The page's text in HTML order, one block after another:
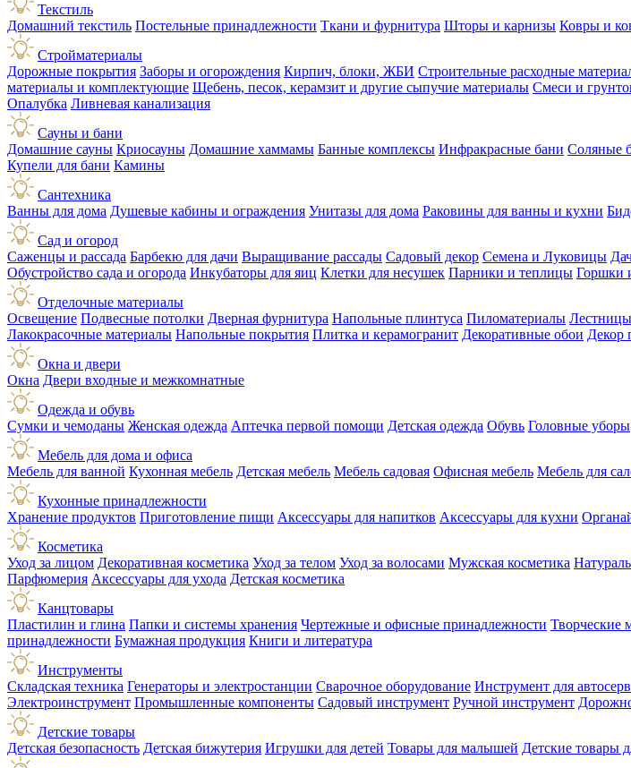
Текстиль
Домашний текстиль Постельные принадлежности Ткани и фурнитура Шторы и карнизы Ковры и
Стройматериалы
Дорожные покрытия Заборы и огорождения Кирпич, блоки, ЖБИ Строительные расходные
материалы и комплектующие Щебень, песок, керамзит и другие сыпучие материалы Смеси и
Опалубка Ливневая канализация
Сауны и бани
Домашние сауны Криосауны Домашние хаммамы Банные комплексы Инфракрасные бани Соляные
Купели для бани Камины
Сантехника
Ванны для дома Душевые кабины и ограждения Унитазы для дома Раковины для ванны и кухни
Сад и огород
Саженцы и рассада Барбекю для дачи Выращивание рассады Садовый декор Семена и Луковицы
Обустройство сада и огорода Инкубаторы для яиц Клетки для несушек Парники и теплицы Горшки
Отделочные материалы
Освещение Подвесные потолки Дверная фурнитура Напольные плинтуса Пиломатериалы
Лакокрасочные материалы Напольные покрытия Плитка и керамогранит Декоративные обои Декор
Окна и двери
Окна Двери входные и межкомнатные
Одежда и обувь
Сумки и чемоданы Женская одежда Аптечка первой помощи Детская одежда Обувь Головные уборы
Мебель для дома и офиса
Мебель для ванной Кухонная мебель Детская мебель Мебель садовая Офисная мебель Мебель для
Кухонные принадлежности
Хранение продуктов Приготовление пищи Аксессуары для напитков Аксессуары для кухни
Косметика
Уход за лицом Декоративная косметика Уход за телом Уход за волосами Мужская косметика
Парфюмерия Аксессуары для ухода Детская косметика
Канцтовары
Пластилин и глина Папки и системы хранения Чертежные и офисные принадлежности Творческие
принадлежности Бумажная продукция Книги и литература
Инструменты
Складская техника Генераторы и электростанции Сварочное оборудование Инструмент для
Электроинструмент Промышленные компоненты Садовый инструмент Ручной инструмент
Детские товары
Детская безопасность Детская бижутерия Игрушки для детей Товары для малышей Детские товары